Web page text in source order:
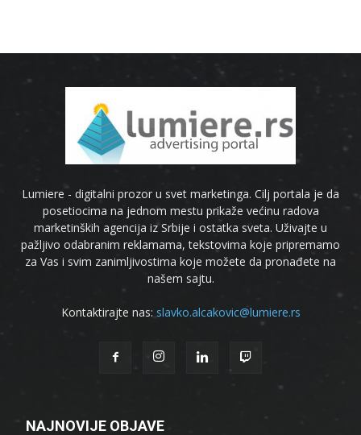
Lumiere - digitalni prozor u svet marketinga. Cilj portala je da
posetiocima na jednom mestu prikaže većinu radova
marketinških agencija iz Srbije i ostatka sveta. Uživajte u
pažljivo odabranim reklamama, tekstovima koje pripremamo
za Vas i svim zanimljivostima koje možete da pronađete na
našem sajtu.
Kontaktirajte nas: slavko.alcakovic@lumiere.rs
NAJNOVIJE OBJAVE